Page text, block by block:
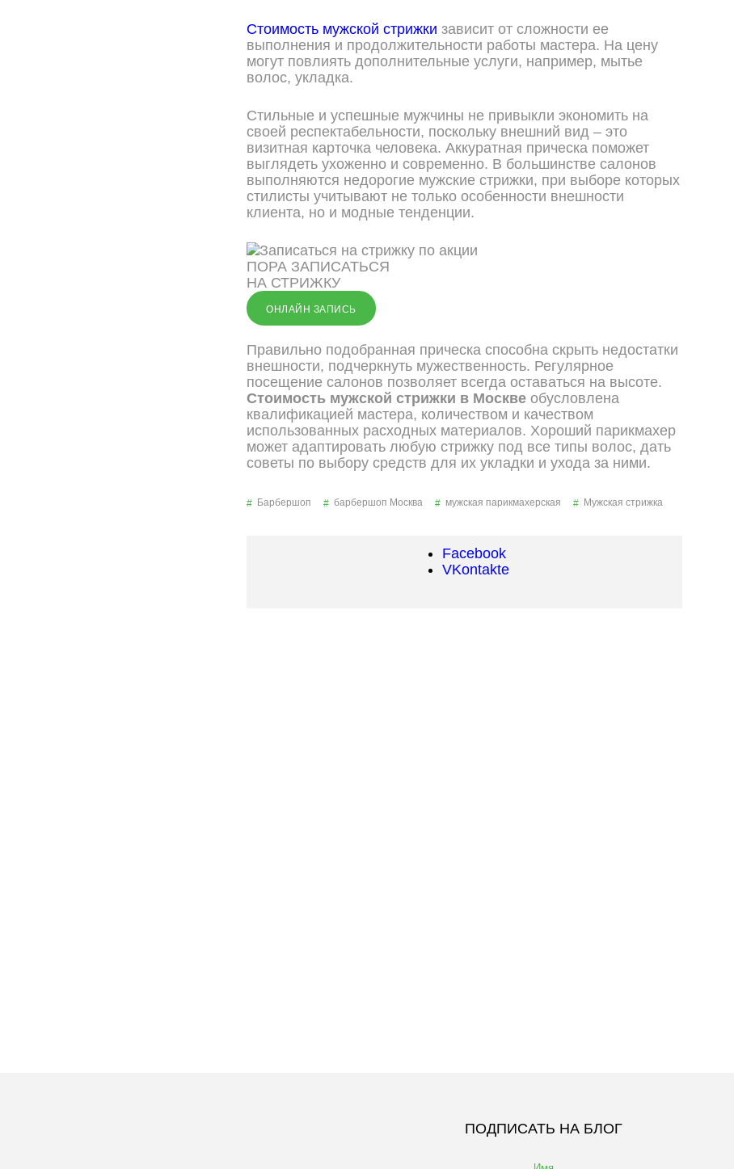
Стоимость мужской стрижки зависит от сложности ее
выполнения и продолжительности работы мастера. На цену
могут повлиять дополнительные услуги, например, мытье
волос, укладка.
Стильные и успешные мужчины не привыкли экономить на
своей респектабельности, поскольку внешний вид – это
визитная карточка человека. Аккуратная прическа поможет
выглядеть ухоженно и современно. В большинстве салонов
выполняются недорогие мужские стрижки, при выборе которых
стилисты учитывают не только особенности внешности
клиента, но и модные тенденции.
ПОРА ЗАПИСАТЬСЯ
НА СТРИЖКУ
ОНЛАЙН ЗАПИСЬ
Правильно подобранная прическа способна скрыть недостатки
внешности, подчеркнуть мужественность. Регулярное
посещение салонов позволяет всегда оставаться на высоте.
Стоимость мужской стрижки в Москве обусловлена
квалификацией мастера, количеством и качеством
использованных расходных материалов. Хороший парикмахер
может адаптировать любую стрижку под все типы волос, дать
советы по выбору средств для их укладки и ухода за ними.
Барбершоп барбершоп Москва мужская парикмахерская Мужская стрижка
Facebook
VKontakte
ПОДПИСАТЬ НА БЛОГ